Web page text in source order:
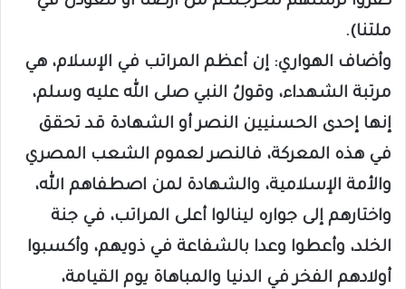
ملتنا).
وأضاف الهواري: إن أعظم المراتب في الإسلام، هي
مرتبة الشهداء، وقولُ النبي صلى الله عليه وسلم،
إنها إحدى الحسنيين النصر أو الشهادة قد تحقق
في هذه المعركة، فالنصر لعموم الشعب المصري
والأمة الإسلامية، والشهادة لمن اصطفاهم الله،
واختارهم إلى جواره لينالوا أعلى المراتب، في جنة
الخلد، وأعطوا وعدا بالشفاعة في ذويهم، وأكسبوا
أولادهم الفخر في الدنيا والمباهاة يوم القيامة،